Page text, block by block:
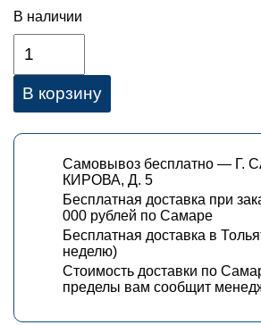
В наличии
В корзину
Самовывоз бесплатно — Г.
КИРОВА, Д. 5
Бесплатная доставка при
000 рублей по Самаре
Бесплатная доставка в
неделю)
Стоимость доставки по
пределы вам сообщит